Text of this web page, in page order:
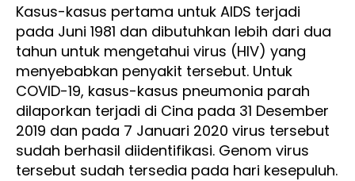
Kasus-kasus pertama untuk AIDS terjadi
pada Juni 1981 dan dibutuhkan lebih dari dua
tahun untuk mengetahui virus (HIV) yang
menyebabkan penyakit tersebut. Untuk
COVID-19, kasus-kasus pneumonia parah
dilaporkan terjadi di Cina pada 31 Desember
2019 dan pada 7 Januari 2020 virus tersebut
sudah berhasil diidentifikasi. Genom virus
tersebut sudah tersedia pada hari kesepuluh.